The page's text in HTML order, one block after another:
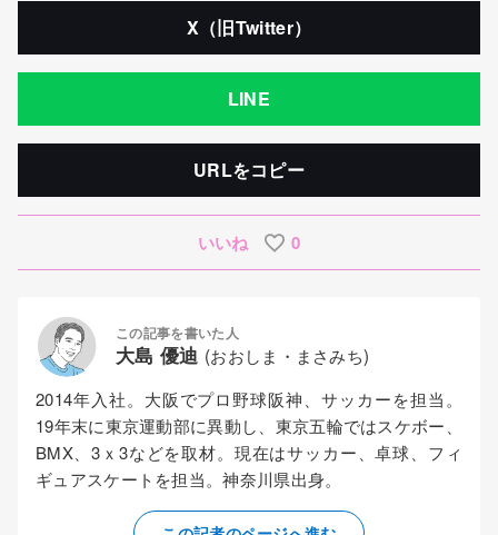
X（旧Twitter）
LINE
URLをコピー
いいね 0
この記事を書いた人
大島 優迪 (おおしま・まさみち)
2014年入社。大阪でプロ野球阪神、サッカーを担当。
19年末に東京運動部に異動し、東京五輪ではスケボー、
BMX、3ｘ3などを取材。現在はサッカー、卓球、フィ
ギュアスケートを担当。神奈川県出身。